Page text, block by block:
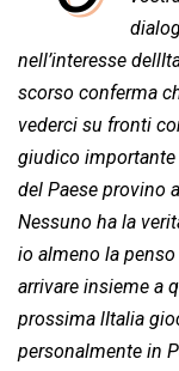
o
o
k
s
A
p
p
nell’interesse
scorso conferma
vederci su fronti
giudico
del Paese provino
Nessuno ha la
io almeno la
arrivare insieme a
prossima lItalia
personalmente in